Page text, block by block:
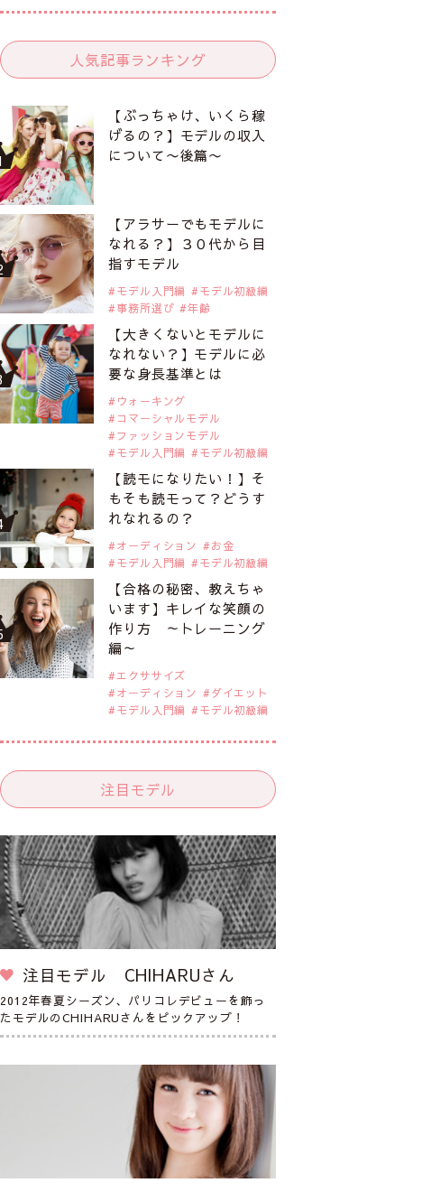
人気記事ランキング
【ぶっちゃけ、いくら稼
げるの？】モデルの収入
について〜後篇〜
【アラサーでもモデルに
なれる？】３０代から目
指すモデル
モデル入門編
モデル初級編
事務所選び
年齢
【大きくないとモデルに
なれない？】モデルに必
要な身長基準とは
ウォーキング
コマーシャルモデル
ファッションモデル
モデル入門編
モデル初級編
【読モになりたい！】そ
もそも読モって？どうす
れなれるの？
オーディション
お金
モデル入門編
モデル初級編
【合格の秘密、教えちゃ
います】キレイな笑顔の
作り方 ～トレーニング
編～
エクササイズ
オーディション
ダイエット
モデル入門編
モデル初級編
注目モデル
注目モデル CHIHARUさん
2012年春夏シーズン、パリコレデビューを飾っ
たモデルのCHIHARUさんをピックアップ！